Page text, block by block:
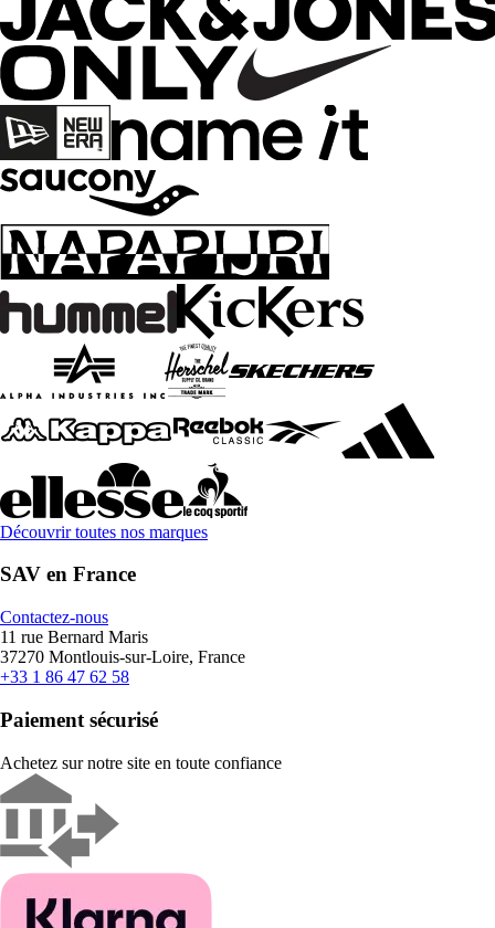
Découvrir toutes nos marques
SAV en France
Contactez-nous
11 rue Bernard Maris
37270 Montlouis-sur-Loire, France
+33 1 86 47 62 58
Paiement sécurisé
Achetez sur notre site en toute confiance